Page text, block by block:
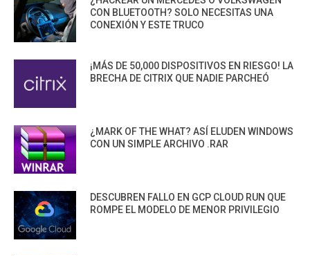
CON BLUETOOTH? SOLO NECESITAS UNA
CONEXIÓN Y ESTE TRUCO
¡MÁS DE 50,000 DISPOSITIVOS EN RIESGO! LA
BRECHA DE CITRIX QUE NADIE PARCHEÓ
¿MARK OF THE WHAT? ASÍ ELUDEN WINDOWS
CON UN SIMPLE ARCHIVO .RAR
DESCUBREN FALLO EN GCP CLOUD RUN QUE
ROMPE EL MODELO DE MENOR PRIVILEGIO